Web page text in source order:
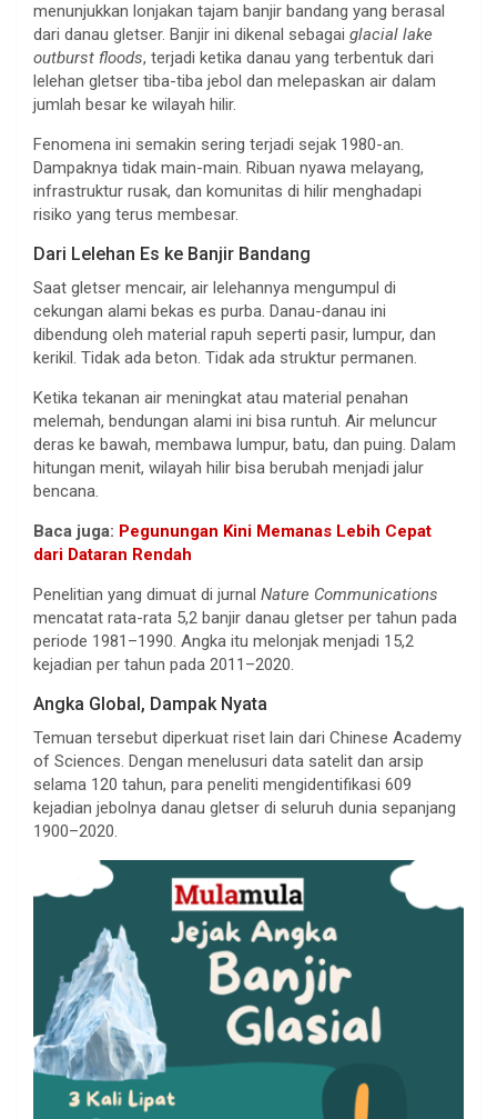
menunjukkan lonjakan tajam banjir bandang yang berasal
dari danau gletser. Banjir ini dikenal sebagai glacial lake
outburst floods, terjadi ketika danau yang terbentuk dari
lelehan gletser tiba-tiba jebol dan melepaskan air dalam
jumlah besar ke wilayah hilir.
Fenomena ini semakin sering terjadi sejak 1980-an.
Dampaknya tidak main-main. Ribuan nyawa melayang,
infrastruktur rusak, dan komunitas di hilir menghadapi
risiko yang terus membesar.
Dari Lelehan Es ke Banjir Bandang
Saat gletser mencair, air lelehannya mengumpul di
cekungan alami bekas es purba. Danau-danau ini
dibendung oleh material rapuh seperti pasir, lumpur, dan
kerikil. Tidak ada beton. Tidak ada struktur permanen.
Ketika tekanan air meningkat atau material penahan
melemah, bendungan alami ini bisa runtuh. Air meluncur
deras ke bawah, membawa lumpur, batu, dan puing. Dalam
hitungan menit, wilayah hilir bisa berubah menjadi jalur
bencana.
Baca juga: Pegunungan Kini Memanas Lebih Cepat
dari Dataran Rendah
Penelitian yang dimuat di jurnal Nature Communications
mencatat rata-rata 5,2 banjir danau gletser per tahun pada
periode 1981–1990. Angka itu melonjak menjadi 15,2
kejadian per tahun pada 2011–2020.
Angka Global, Dampak Nyata
Temuan tersebut diperkuat riset lain dari Chinese Academy
of Sciences. Dengan menelusuri data satelit dan arsip
selama 120 tahun, para peneliti mengidentifikasi 609
kejadian jebolnya danau gletser di seluruh dunia sepanjang
1900–2020.